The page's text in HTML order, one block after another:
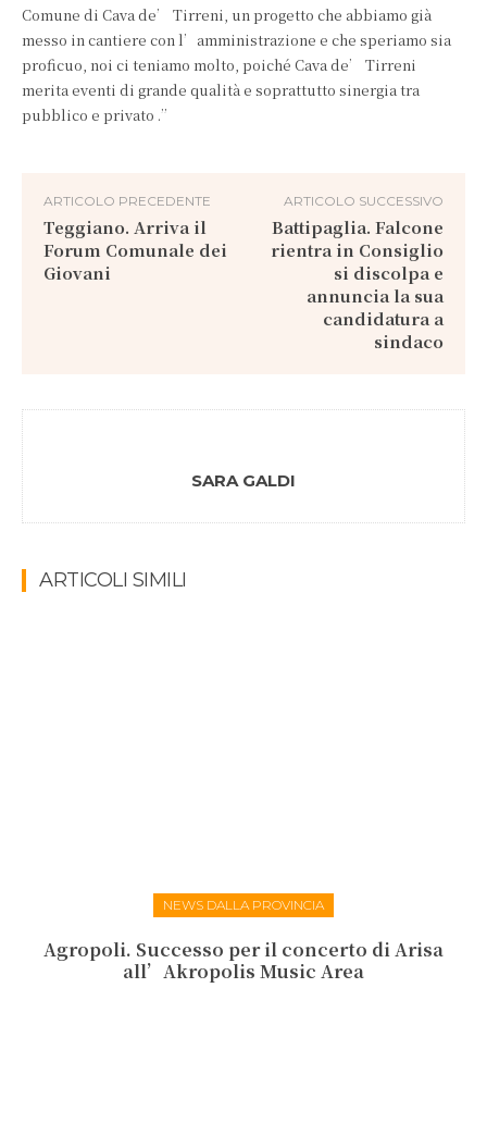
Comune di Cava de’ Tirreni, un progetto che abbiamo già
messo in cantiere con l’amministrazione e che speriamo sia
proficuo, noi ci teniamo molto, poiché Cava de’ Tirreni
merita eventi di grande qualità e soprattutto sinergia tra
pubblico e privato .”
ARTICOLO PRECEDENTE
Teggiano. Arriva il
Forum Comunale dei
Giovani
ARTICOLO SUCCESSIVO
Battipaglia. Falcone
rientra in Consiglio
si discolpa e
annuncia la sua
candidatura a
sindaco
SARA GALDI
ARTICOLI SIMILI
NEWS DALLA PROVINCIA
Agropoli. Successo per il concerto di Arisa
all’Akropolis Music Area